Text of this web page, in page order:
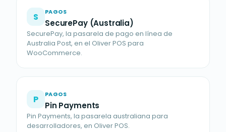
S PAGOS
SecurePay (Australia)
SecurePay, la pasarela de pago en línea de
Australia Post, en el Oliver POS para
WooCommerce.
P PAGOS
Pin Payments
Pin Payments, la pasarela australiana para
desarrolladores, en Oliver POS.